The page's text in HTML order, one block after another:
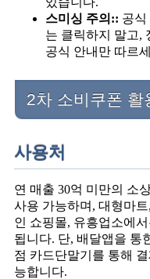
스미싱 주의:: 공식
는 클릭하지 말고,
공식 안내만 따르
2차 소비쿠폰 활
사용처
연 매출 30억 미만의 소
사용 가능하며, 대형마
인 쇼핑몰, 유흥업소에
됩니다. 단, 배달앱을 통
점 카드단말기를 통해
능합니다.